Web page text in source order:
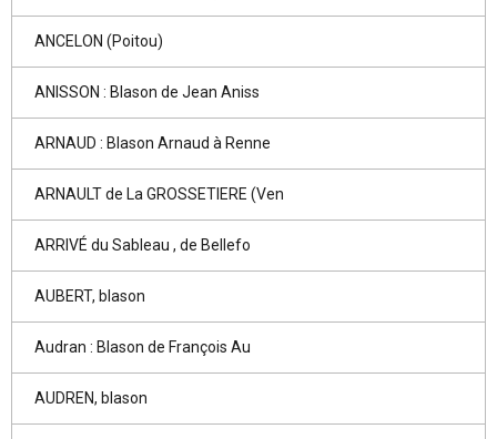
ANCELON (Poitou)
ANISSON : Blason de Jean Aniss
ARNAUD : Blason Arnaud à Renne
ARNAULT de La GROSSETIERE (Ven
ARRIVÉ du Sableau , de Bellefo
AUBERT, blason
Audran : Blason de François Au
AUDREN, blason